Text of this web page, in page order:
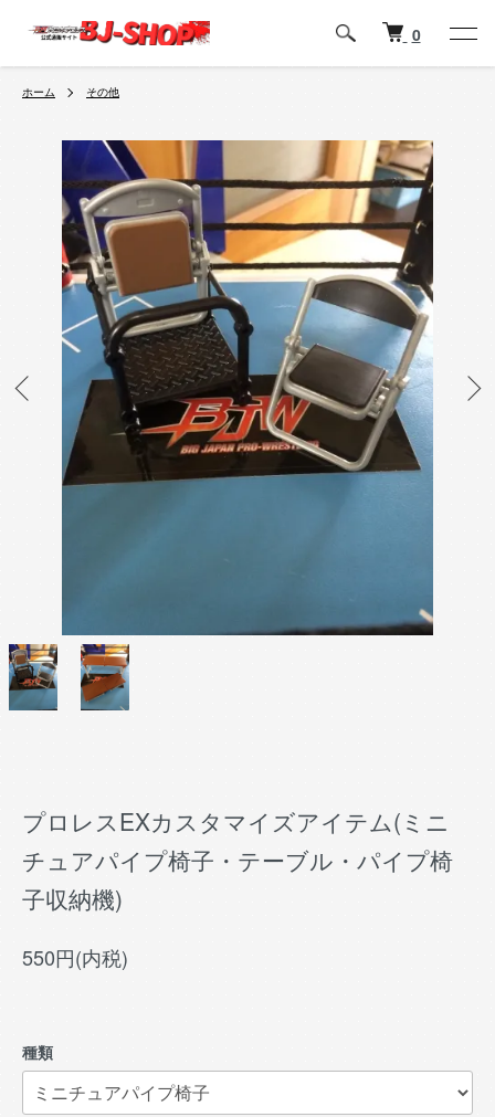
0
ホーム その他
プロレスEXカスタマイズアイテム(ミニ
チュアパイプ椅子・テーブル・パイプ椅
子収納機)
550円(内税)
種類